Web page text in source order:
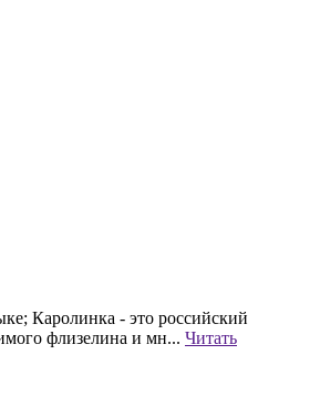
Каролинка - это российский
флизелина и мн... Читать